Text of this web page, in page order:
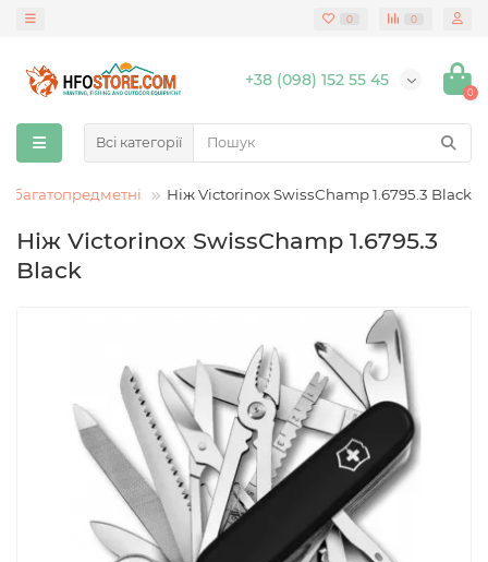
0 0
+38 (098) 152 55 45
0
Всі категорії
багатопредметні Ніж Victorinox SwissChamp 1.6795.3 Black
Ніж Victorinox SwissChamp 1.6795.3
Black